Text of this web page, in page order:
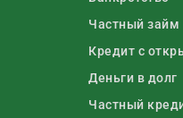
Частный займ
Кредит с
Деньги в долг
Частный